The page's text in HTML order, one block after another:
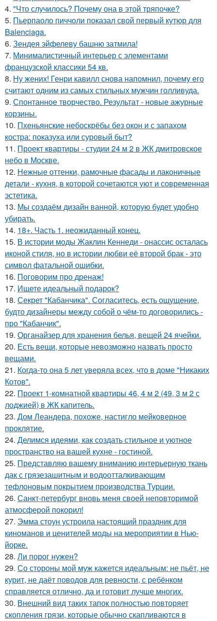
4. "Что случилось? Почему она в этой тряпочке?
5. Пьерпаоло пиччоли показал свой первый кутюр для
Balenciaga.
6. Зендея эйфелеву башню затмила!
7. Минималистичный интерьер с элементами
французской классики 54 кв.
8. Ну жених! Генри кавилл снова напомнил, почему его
считают одним из самых стильных мужчин голливуда.
9. Спонтанное творчество. Результат - новые ажурные
корзины.
10. Пхеньянские небоскрёбы без окон и с запахом
костра: показуха или суровый быт?
11. Проект квартиры - студии 24 м 2 в ЖК дмитровское
небо в Москве.
12. Нежные оттенки, рамочные фасады и лаконичные
детали - кухня, в которой сочетаются уют и современная
эстетика.
13. Мы создаём дизайн ванной, которую будет удобно
убирать.
14. 18+. Часть 1. неожиданный конец.
15. В истории моды Жаклин Кеннеди - онассис осталась
иконой стиля, но в истории любви её второй брак - это
символ фатальной ошибки.
16. Поговорим про дренаж!
17. Ищете идеальный подарок?
18. Секрет "Кабанчика". Согласитесь, есть ощущение,
будто дизайнеры между собой о чём-то договорились -
про "Кабанчик".
19. Органайзер для хранения белья, вещей 24 ячейки.
20. Есть вещи, которые невозможно назвать просто
вещами.
21. Когда-то она 5 лет уверяла всех, что в доме "Никаких
Котов".
22. Проект 1-комнатной квартиры 46, 4 м 2 (49, 3 м 2 с
лоджией) в ЖК капитель.
23. Дом Леандера, похоже, настигло мейковерное
проклятие.
24. Делимся идеями, как создать стильное и уютное
пространство на вашей кухне - гостиной.
25. Представляю вашему вниманию интерьерную ткань
дак с грязезашитным и водоотталкивающим
тефлоновым покрытием производства Турции.
26. Санкт-петербург вновь меня своей неповторимой
атмосферой покорил!
27. Эмма стоун устроила настоящий праздник для
киноманов и ценителей моды на мероприятии в Нью-
йорке.
28. Ли порог нужен?
29. Со стороны мой муж кажется идеальным: не пьёт, не
курит, не даёт поводов для ревности, с ребёнком
справляется отлично, да и готовит лучше многих.
30. Внешний вид таких тапок полностью повторяет
скопления грязи, которые обычно скапливаются в